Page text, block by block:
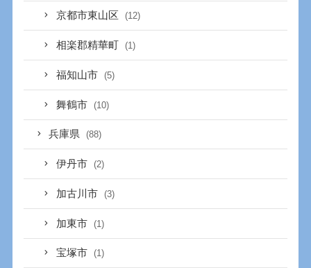
京都市東山区 (12)
相楽郡精華町 (1)
福知山市 (5)
舞鶴市 (10)
兵庫県 (88)
伊丹市 (2)
加古川市 (3)
加東市 (1)
宝塚市 (1)